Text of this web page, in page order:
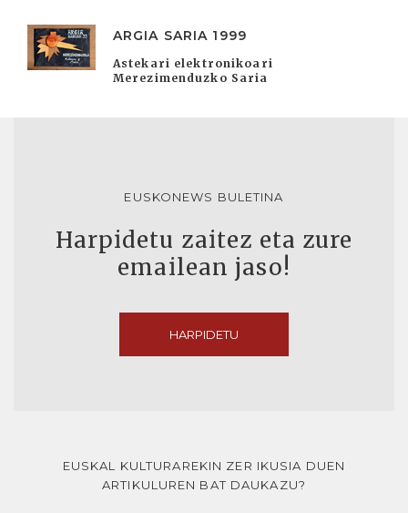
ARGIA SARIA 1999
Astekari elektronikoari
Merezimenduzko Saria
EUSKONEWS BULETINA
Harpidetu zaitez eta zure
emailean jaso!
HARPIDETU
EUSKAL KULTURAREKIN ZER IKUSIA DUEN
ARTIKULUREN BAT DAUKAZU?